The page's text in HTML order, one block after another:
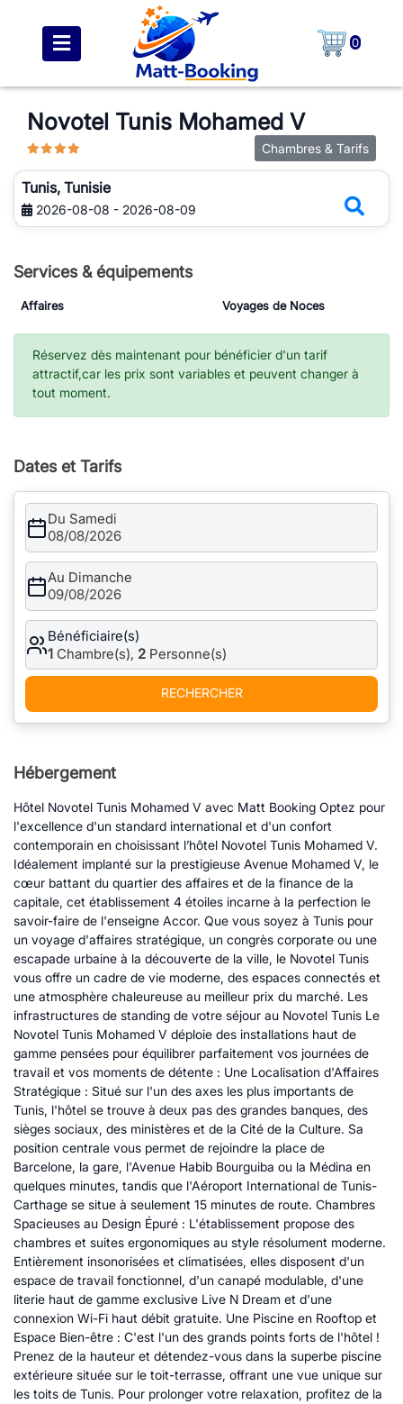
0
Novotel Tunis Mohamed V
Chambres & Tarifs
Tunis, Tunisie
2026-08-08 - 2026-08-09
Services & équipements
Affaires Voyages de Noces
Réservez dès maintenant pour bénéficier d'un tarif
attractif,car les prix sont variables et peuvent changer à
tout moment.
Dates et Tarifs
Du Samedi
08/08/2026
Au Dimanche
09/08/2026
Bénéficiaire(s)
1 Chambre(s), 2 Personne(s)
RECHERCHER
Hébergement
Hôtel Novotel Tunis Mohamed V avec Matt Booking Optez pour
l'excellence d'un standard international et d'un confort
contemporain en choisissant l’hôtel Novotel Tunis Mohamed V.
Idéalement implanté sur la prestigieuse Avenue Mohamed V, le
cœur battant du quartier des affaires et de la finance de la
capitale, cet établissement 4 étoiles incarne à la perfection le
savoir-faire de l'enseigne Accor. Que vous soyez à Tunis pour
un voyage d'affaires stratégique, un congrès corporate ou une
escapade urbaine à la découverte de la ville, le Novotel Tunis
vous offre un cadre de vie moderne, des espaces connectés et
une atmosphère chaleureuse au meilleur prix du marché. Les
infrastructures de standing de votre séjour au Novotel Tunis Le
Novotel Tunis Mohamed V déploie des installations haut de
gamme pensées pour équilibrer parfaitement vos journées de
travail et vos moments de détente : Une Localisation d'Affaires
Stratégique : Situé sur l'un des axes les plus importants de
Tunis, l'hôtel se trouve à deux pas des grandes banques, des
sièges sociaux, des ministères et de la Cité de la Culture. Sa
position centrale vous permet de rejoindre la place de
Barcelone, la gare, l'Avenue Habib Bourguiba ou la Médina en
quelques minutes, tandis que l'Aéroport International de Tunis-
Carthage se situe à seulement 15 minutes de route. Chambres
Spacieuses au Design Épuré : L'établissement propose des
chambres et suites ergonomiques au style résolument moderne.
Entièrement insonorisées et climatisées, elles disposent d'un
espace de travail fonctionnel, d'un canapé modulable, d'une
literie haut de gamme exclusive Live N Dream et d'une
connexion Wi-Fi haut débit gratuite. Une Piscine en Rooftop et
Espace Bien-être : C'est l'un des grands points forts de l'hôtel !
Prenez de la hauteur et détendez-vous dans la superbe piscine
extérieure située sur le toit-terrasse, offrant une vue unique sur
les toits de Tunis. Pour prolonger votre relaxation, profitez de la